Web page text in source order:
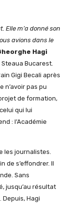
Elle m’a donné son
avions dans le
Hagi
Bucarest.
Gigi Becali après
n’avoir pas pu
de formation,
qui lui
: l’Académie
les journalistes.
de s’effondrer. Il
Sans
jusqu’au résultat
Hagi